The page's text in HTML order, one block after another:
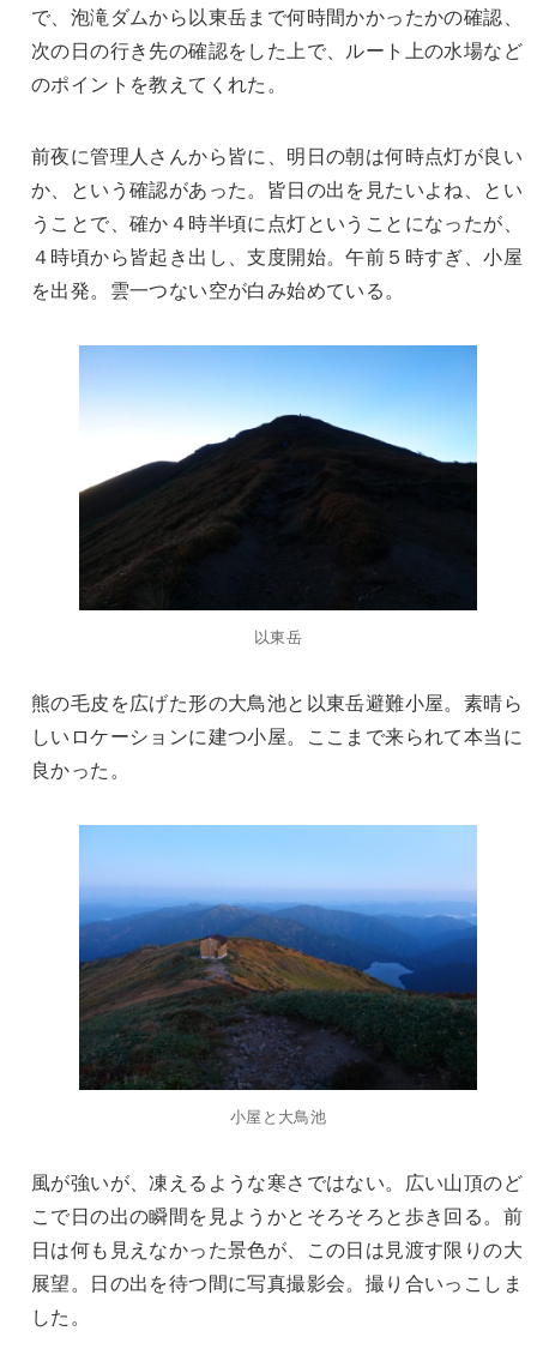
で、泡滝ダムから以東岳まで何時間かかったかの確認、
次の日の行き先の確認をした上で、ルート上の水場など
のポイントを教えてくれた。
前夜に管理人さんから皆に、明日の朝は何時点灯が良い
か、という確認があった。皆日の出を見たいよね、とい
うことで、確か４時半頃に点灯ということになったが、
４時頃から皆起き出し、支度開始。午前５時すぎ、小屋
を出発。雲一つない空が白み始めている。
以東岳
熊の毛皮を広げた形の大鳥池と以東岳避難小屋。素晴ら
しいロケーションに建つ小屋。ここまで来られて本当に
良かった。
小屋と大鳥池
風が強いが、凍えるような寒さではない。広い山頂のど
こで日の出の瞬間を見ようかとそろそろと歩き回る。前
日は何も見えなかった景色が、この日は見渡す限りの大
展望。日の出を待つ間に写真撮影会。撮り合いっこしま
した。